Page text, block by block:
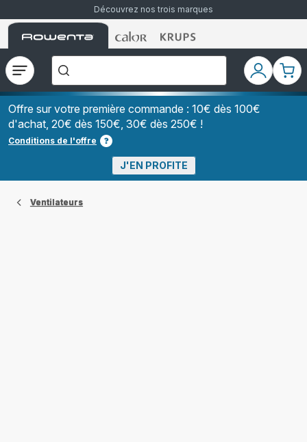
Découvrez nos trois marques
Accueil
Rowenta
Accueil
Rowenta
Accueil
Rowenta
Ouvrir
le
menu
recherchez-
vous
?","Aspirateurs
à
Grains","Centrales
Vapeurs","Sèche
Cheveux"]
Mon
compte
Mon
Offre sur votre première commande : 10€ dès 100€
d'achat, 20€ dès 150€, 30€ dès 250€ !
Conditions de l'offre
J'EN PROFITE
Ventilateurs